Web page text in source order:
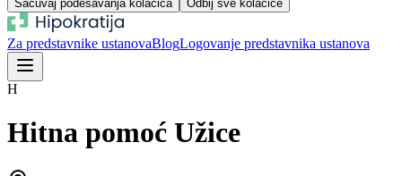
Sačuvaj podešavanja kolačića Odbij sve kolačiće
Za predstavnike ustanovaBlogLogovanje predstavnika ustanova
H
Hitna pomoć Užice